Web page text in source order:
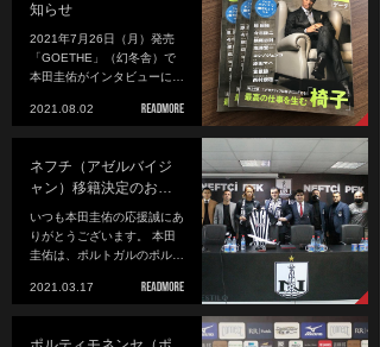
知らせ
2021年7月26日（月）発売
「GOETHE」（幻冬舎）で
本田圭佑がインタビューに…
2021.08.02
ネフチ（アゼルバイジ
ャン）移籍決定のお…
いつも本田圭佑の応援誠にあ
りがとうございます。 本田
圭佑は、ポルトガルのポル…
2021.03.17